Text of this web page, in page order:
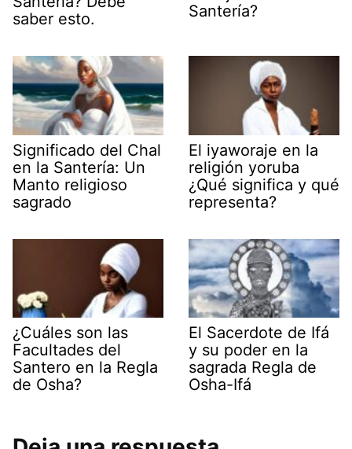
saber esto.
Santería?
Significado del Chal
en la Santería: Un
Manto religioso
sagrado
El iyaworaje en la
religión yoruba
¿Qué significa y qué
representa?
¿Cuáles son las
Facultades del
Santero en la Regla
de Osha?
El Sacerdote de Ifá
y su poder en la
sagrada Regla de
Osha-Ifá